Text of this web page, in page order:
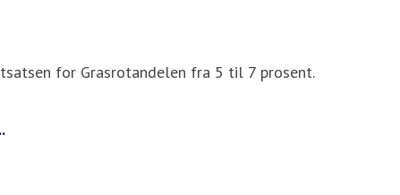
for Grasrotandelen fra 5 til 7 prosent.